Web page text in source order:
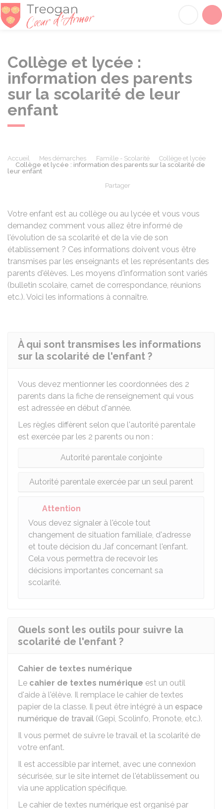
Collège et lycée :
information des parents
sur la scolarité de leur
enfant
Accueil Mes démarches Famille - Scolarité
Collège et lycée
Collège et lycée : information des parents sur la scolarité de
leur enfant
Partager
Votre enfant est au collège ou au lycée et vous vous
demandez comment vous allez être informé de
l'évolution de sa scolarité et de la vie de son
établissement ? Ces informations doivent vous être
transmises par les enseignants et les représentants des
parents d'élèves. Les moyens d'information sont variés
(bulletin scolaire, carnet de correspondance, réunions
etc.). Voici les informations à connaître.
À qui sont transmises les informations
sur la scolarité de l'enfant ?
Vous devez mentionner les coordonnées des 2
parents dans la fiche de renseignement qui vous
est adressée en début d'année.
Les règles diffèrent selon que l'autorité parentale
est exercée par les 2 parents ou non :
Autorité parentale conjointe
Autorité parentale exercée par un seul parent
Attention
Vous devez signaler à l'école tout
changement de situation familiale, d'adresse
et toute décision du Jaf concernant l'enfant.
Cela vous permettra de recevoir les
décisions importantes concernant sa
scolarité.
Quels sont les outils pour suivre la
scolarité de l'enfant ?
Cahier de textes numérique
Le cahier de textes numérique est un outil
d'aide à l'élève. Il remplace le cahier de textes
papier de la classe. Il peut être intégré à un espace
numérique de travail (Gepi, Scolinfo, Pronote, etc.).
Il vous permet de suivre le travail et la scolarité de
votre enfant.
Il est accessible par internet, avec une connexion
sécurisée, sur le site internet de l'établissement ou
via une application spécifique.
Le cahier de textes numérique est organisé par